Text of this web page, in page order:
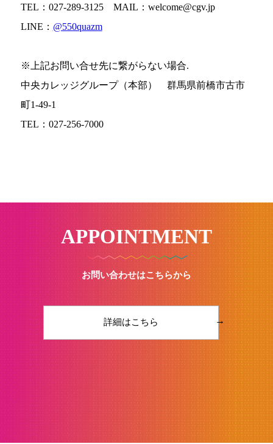
TEL：027-289-3125 MAIL：welcome@cgv.jp
LINE： @550quazm
※上記お問い合せ先に繋がらない場合.
中央カレッジグループ（本部） 群馬県前橋市古市
町1-49-1
TEL：027-256-7000
APPOINTMENT
お問い合わせはこちらから
詳細はこちら →